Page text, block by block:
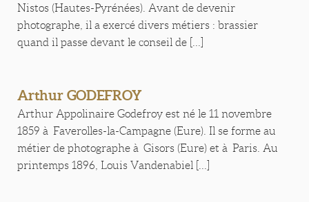
Nistos (Hautes-Pyrénées). Avant de devenir
photographe, il a exercé divers métiers : brassier
quand il passe devant le conseil de [...]
Arthur GODEFROY
Arthur Appolinaire Godefroy est né le 11 novembre
1859 à Faverolles-la-Campagne (Eure). Il se forme au
métier de photographe à Gisors (Eure) et à Paris. Au
printemps 1896, Louis Vandenabiel [...]